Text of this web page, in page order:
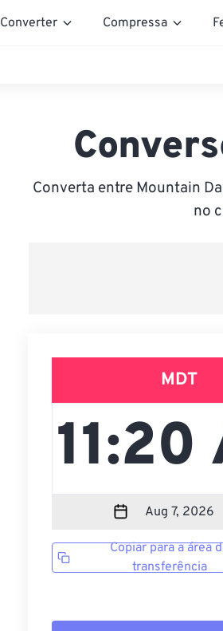
Converter Compressa
Converta entre Mountain
no
MDT
Copiar para a área
transferência